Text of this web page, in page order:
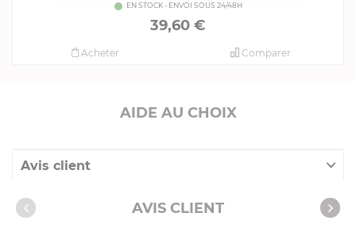
EN STOCK - ENVOI SOUS 24/48H
39,60 €
Comparer
Acheter
AIDE AU CHOIX
Avis client
Nos clients ont aussi acheté
AVIS CLIENT